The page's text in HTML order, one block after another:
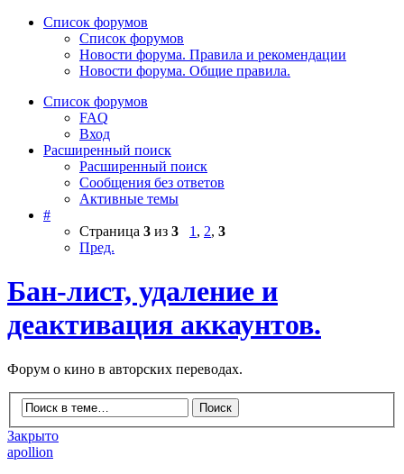
Список форумов
Список форумов
Новости форума. Правила и рекомендации
Новости форума. Общие правила.
Список форумов
FAQ
Вход
Расширенный поиск
Расширенный поиск
Сообщения без ответов
Активные темы
#
Страница 3 из 3 1 , 2, 3
Пред.
Бан-лист, удаление и
деактивация аккаунтов.
Форум о кино в авторских переводах.
Закрыто
apollion